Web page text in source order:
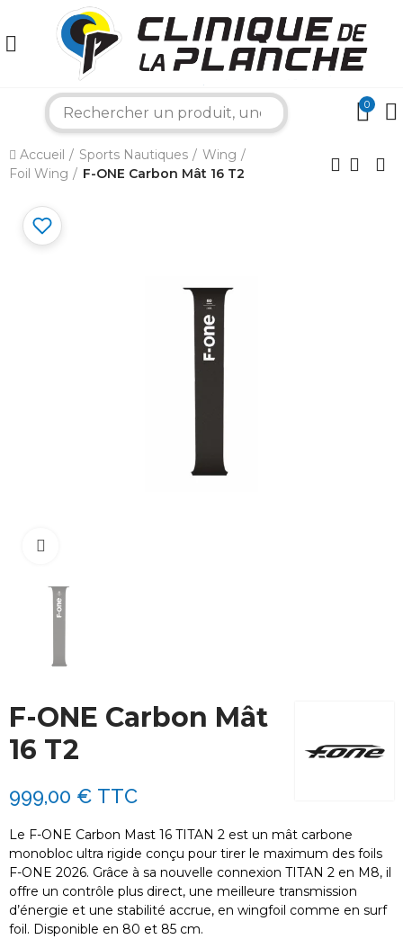
0
Accueil Sports Nautiques
Wing
Foil Wing
F-ONE Carbon Mât 16 T2
F-ONE Carbon Mât
16 T2
999,00 € TTC
Le F-ONE Carbon Mast 16 TITAN 2 est un mât carbone
monobloc ultra rigide conçu pour tirer le maximum des foils
F-ONE 2026. Grâce à sa nouvelle connexion TITAN 2 en M8, il
offre un contrôle plus direct, une meilleure transmission
d’énergie et une stabilité accrue, en wingfoil comme en surf
foil. Disponible en 80 et 85 cm.
×